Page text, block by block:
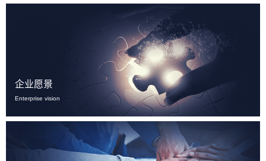
企业愿景
Enterprise vision